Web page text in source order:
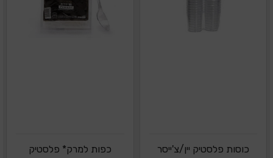
כוסות פלסטיק יין/צ'ייסר
כפות למרק* פלסטיק